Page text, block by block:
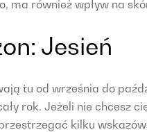
ma również wpływ na
Jesień
tu od września do
rok. Jeżeli nie chcesz
kilku